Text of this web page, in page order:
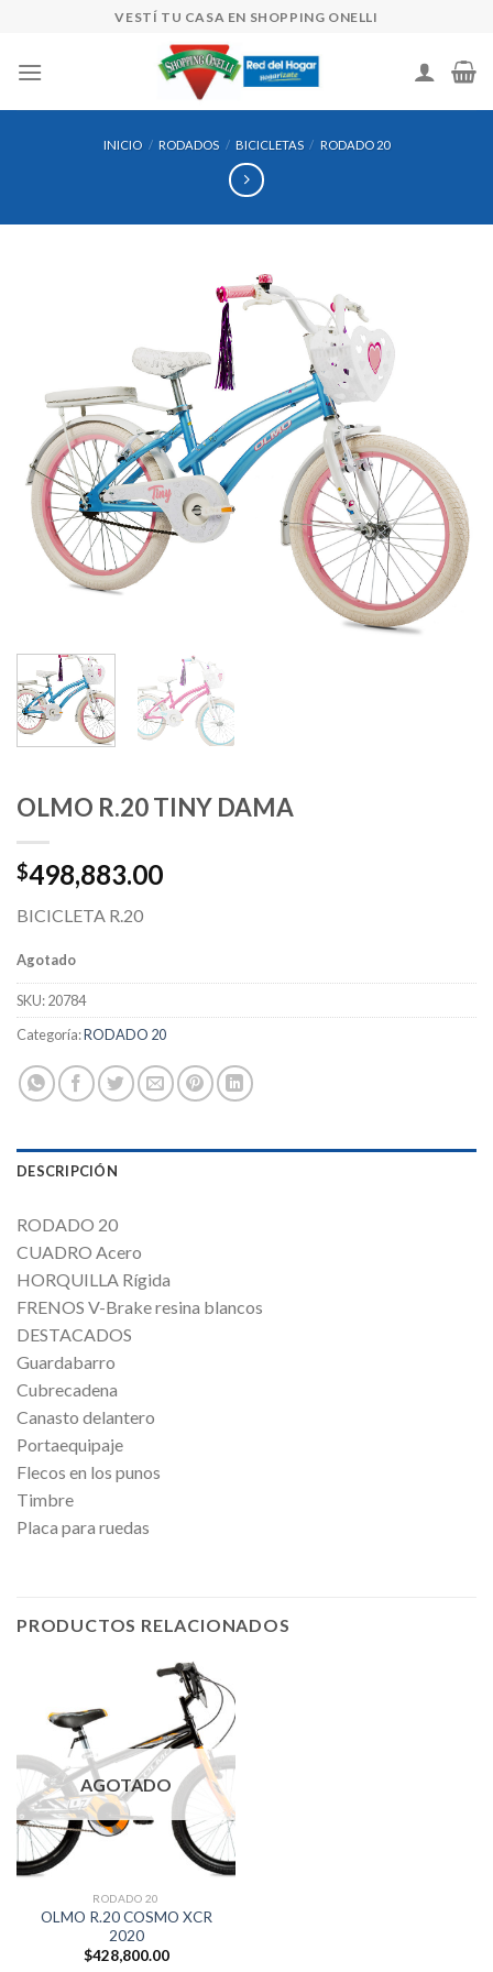
content
VESTÍ TU CASA EN SHOPPING ONELLI
INICIO / RODADOS / BICICLETAS / RODADO 20
OLMO R.20 TINY DAMA
$498,883.00
BICICLETA R.20
Agotado
SKU:20784
Categoría:RODADO 20
DESCRIPCIÓN
RODADO 20
CUADRO Acero
HORQUILLA Rígida
FRENOS V-Brake resina blancos
DESTACADOS
Guardabarro
Cubrecadena
Canasto delantero
Portaequipaje
Flecos en los punos
Timbre
Placa para ruedas
PRODUCTOS RELACIONADOS
AGOTADO
RODADO 20
OLMO R.20 COSMO XCR
2020
$428,800.00